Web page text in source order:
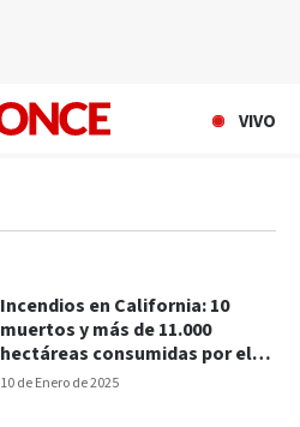
VIVO
10 de Enero de 2025
Incendios en California: 10
muertos y más de 11.000
hectáreas consumidas por el
fuego